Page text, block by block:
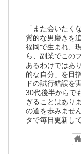
「また会いたく
質的な男磨きを
福岡で生まれ、
ら、副業でこの
あるわけではあ
的な自分」を目
ドの試行錯誤を
30代後半からで
ぎることはあり
の道を歩みませ
タで毎日更新し